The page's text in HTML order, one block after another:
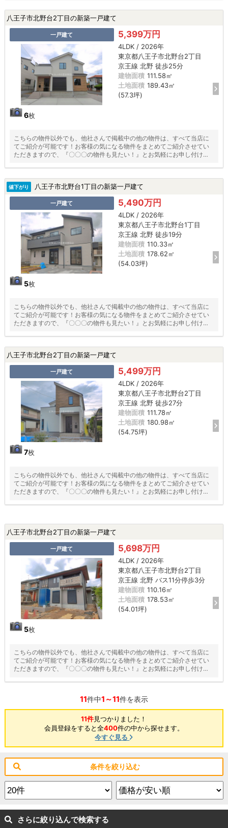
八王子市北野台2丁目の新築一戸建て
一戸建て
6枚
5,399万円
4LDK / 2026年
東京都八王子市北野台2丁目
京王線 北野 徒歩25分
建物面積 111.58㎡
土地面積 189.43㎡
(57.3坪)
こちらの物件以外でも、他社さんで掲載中の他の物件は、すべて当店に
てご紹介が可能です！お客様の気になる物件をまとめてご紹介させてい
ただきますので、『〇〇〇の物件も見たい！』とお気軽にお申し付けく
値下がり 八王子市北野台1丁目の新築一戸建て
一戸建て
5枚
5,490万円
4LDK / 2026年
東京都八王子市北野台1丁目
京王線 北野 徒歩19分
建物面積 110.33㎡
土地面積 178.62㎡
(54.03坪)
こちらの物件以外でも、他社さんで掲載中の他の物件は、すべて当店に
てご紹介が可能です！お客様の気になる物件をまとめてご紹介させてい
ただきますので、『〇〇〇の物件も見たい！』とお気軽にお申し付けく
八王子市北野台2丁目の新築一戸建て
一戸建て
7枚
5,499万円
4LDK / 2026年
東京都八王子市北野台2丁目
京王線 北野 徒歩27分
建物面積 111.78㎡
土地面積 180.98㎡
(54.75坪)
こちらの物件以外でも、他社さんで掲載中の他の物件は、すべて当店に
てご紹介が可能です！お客様の気になる物件をまとめてご紹介させてい
ただきますので、『〇〇〇の物件も見たい！』とお気軽にお申し付けく
八王子市北野台2丁目の新築一戸建て
一戸建て
5枚
5,698万円
4LDK / 2026年
東京都八王子市北野台2丁目
京王線 北野 バス11分停歩3分
建物面積 110.16㎡
土地面積 178.53㎡
(54.01坪)
こちらの物件以外でも、他社さんで掲載中の他の物件は、すべて当店に
てご紹介が可能です！お客様の気になる物件をまとめてご紹介させてい
ただきますので、『〇〇〇の物件も見たい！』とお気軽にお申し付けく
11件中1～11件を表示
11件見つかりました！
会員登録をすると全400件の中から探せます。
今すぐ見る
条件を絞り込む
さらに絞り込んで検索する